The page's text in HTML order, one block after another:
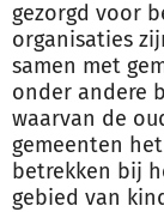
gezorgd voor
organisaties
samen met
onder andere
waarvan de
gemeenten
betrekken bij
gebied van